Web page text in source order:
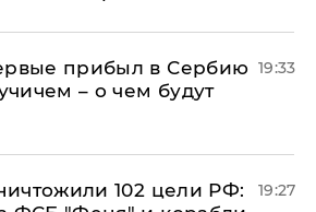
прибыл в Сербию
– о чем будут
19:33
102 цели РФ:
19:27